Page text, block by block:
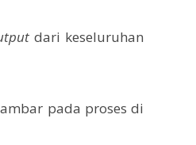
dari keseluruhan
pada proses di